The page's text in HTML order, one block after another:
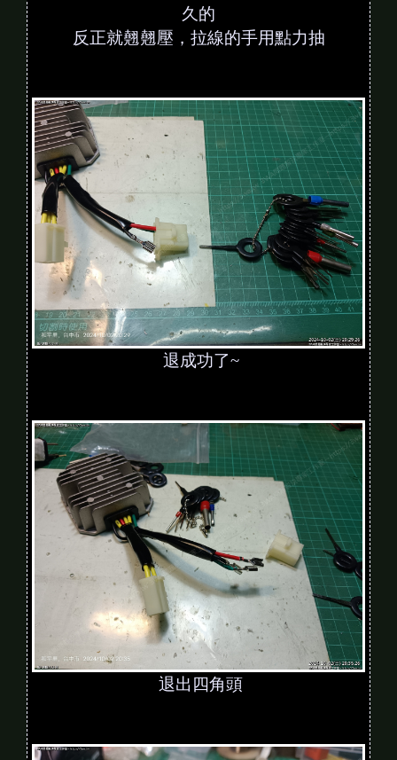
久的
反正就翹翹壓，拉線的手用點力抽
退成功了~
退出四角頭